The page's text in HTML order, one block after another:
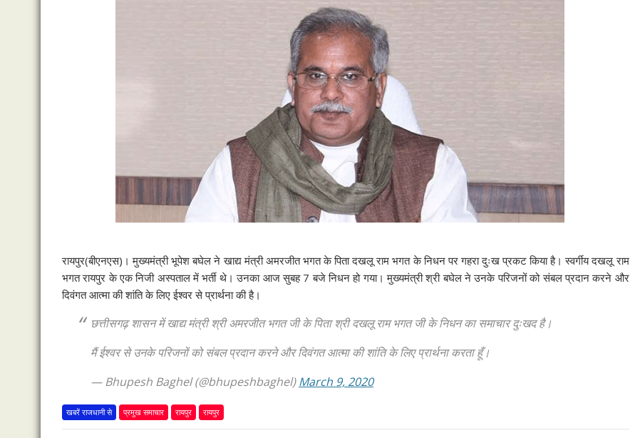
रायपुर(बीएनएस) । मुख्यमंत्री भूपेश बघेल ने खाद्य मंत्री अमरजीत भगत के पिता दखलू राम भगत के निधन पर गहरा दुःख प्रकट किया है। स्वर्गीय दखलू राम
भगत रायपुर के एक निजी अस्पताल में भर्ती थे। उनका आज सुबह 7 बजे निधन हो गया। मुख्यमंत्री श्री बघेल ने उनके परिजनों को संबल प्रदान करने और
दिवंगत आत्मा की शांति के लिए ईश्वर से प्रार्थना की है।
छत्तीसगढ़ शासन में खाद्य मंत्री श्री अमरजीत भगत जी के पिता श्री दखलू राम भगत जी के निधन का समाचार दुःखद है।
मैं ईश्वर से उनके परिजनों को संबल प्रदान करने और दिवंगत आत्मा की शांति के लिए प्रार्थना करता हूँ।
— Bhupesh Baghel (@bhupeshbaghel)March 9, 2020
खबरें राजधानी से प्रमुख समाचार रायपुर रायपुर